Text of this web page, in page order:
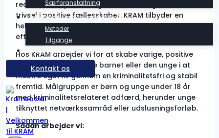
Særforanstaltning
Metoder og tilgange
Metoder
Tilgange
Job hos Kram
Kontakt os
reducere bekymrende gadeadfærd og fremme
trivsel i positive fællesskaber. KRAM tilbyder en
helhedsorienteret indsats med fast kontaktperson
efter ungdomskriminalitetslovens
Hos KRAM arbejder vi for at skabe varige, positive
forandringer og støtte barnet eller den unge i at
mestre eget liv gennem en kriminalitetsfri og stabil
fremtid. Målgruppen er børn og unge under 18 år
med kriminalitetsrelateret adfærd, herunder unge
tilknyttet netværkssamråd eller udslusningsforløb.
Sådan arbejder vi: